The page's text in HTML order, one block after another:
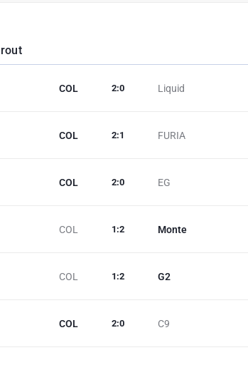
COL Liquid
2:0
COL FURIA
2:1
COL EG
2:0
COL Monte
1 :2
COL G2
1 :2
COL C9
2:0